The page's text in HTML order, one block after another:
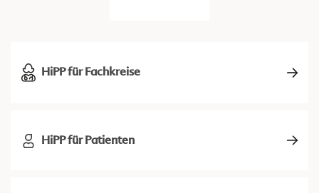
HiPP für Fachkreise
HiPP für Patienten